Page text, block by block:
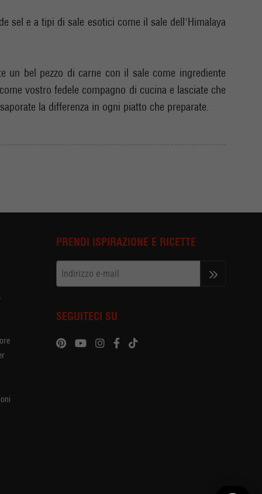
sel e a tipi di sale esotici come il sale dell'Himalaya
un bel pezzo di carne con il sale come ingrediente
vostro fedele compagno di cucina e lasciate che
la differenza in ogni piatto che preparate.
PRENDI ISPIRAZIONE E RICETTE
SEGUITECI SU